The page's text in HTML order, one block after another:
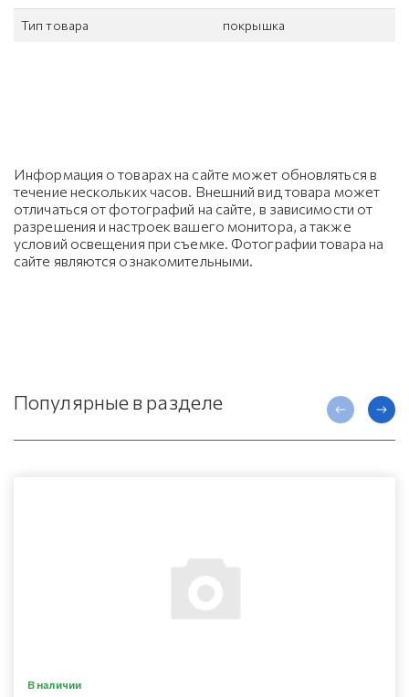
Тип товара покрышка
Информация о товарах на сайте может обновляться в
течение нескольких часов. Внешний вид товара может
отличаться от фотографий на сайте, в зависимости от
разрешения и настроек вашего монитора, а также
условий освещения при съемке. Фотографии товара на
сайте являются ознакомительными.
Популярные в разделе
В наличии